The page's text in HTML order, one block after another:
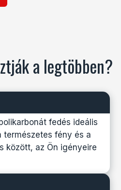
a legtöbben?
fedés ideális
fény és a
között, az Ön igényeire